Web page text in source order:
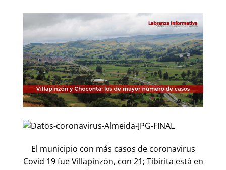
El municipio con más casos de coronavirus
Covid 19 fue Villapinzón, con 21; Tibirita está en